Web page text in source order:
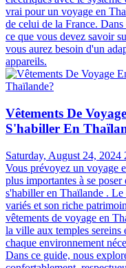
Articles les plus
Faut-il Un
Thaïlande ?
Wednesday, August 28,
Lorsqu'on prépare un
valise, aux billets d'avion
aspect crucial est souvent
électriques avec le
vrai pour un voyage en
de celui de la France.
ce que vous devez savoir
vous aurez besoin d'un
appareils.